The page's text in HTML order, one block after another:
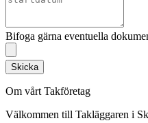
Bifoga gärna eventuella
Skicka
Om vårt Takföretag
Välkommen till Takläggaren i